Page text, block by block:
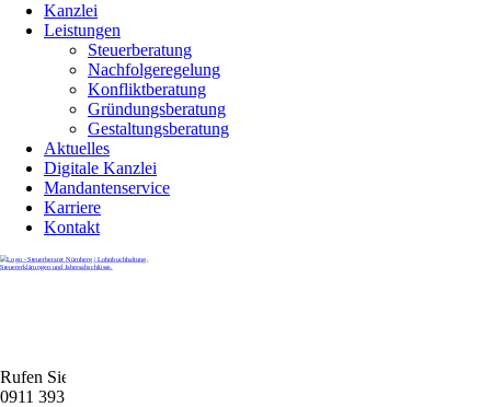
Kanzlei
Leistungen
Steuerberatung
Nachfolgeregelung
Konfliktberatung
Gründungsberatung
Gestaltungsberatung
Aktuelles
Digitale Kanzlei
Mandantenservice
Karriere
Kontakt
Rufen Sie uns gerne an
0911 39372790